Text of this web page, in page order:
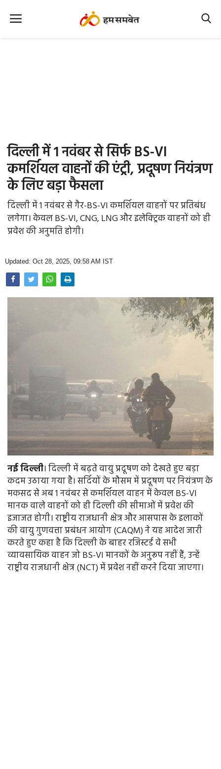
Office Office
Political Gossips
Farm & Food
Opinion
Photo Gallery
Home
दिल्ली में 1 नवंबर से सिर्फ BS-VI
कमर्शियल वाहनों की एंट्री, प्रदूषण नियंत्रण
के लिए बड़ा फैसला
दिल्ली में 1 नवंबर से गैर-BS-VI कमर्शियल वाहनों पर प्रतिबंध
लगेगा। केवल BS-VI, CNG, LNG और इलेक्ट्रिक वाहनों को ही
प्रवेश की अनुमति होगी।
Updated: Oct 28, 2025, 09:58 AM IST
नईदिल्ली। दिल्ली में बढ़ते वायु प्रदूषण को देखते हुए बड़ा
कदम उठाया गया है। सर्दियों के मौसम में प्रदूषण पर नियंत्रण के
मकसद से अब 1 नवंबर से कमर्शियल वाहन में केवल BS-VI
मानक वाले वाहनों को ही दिल्ली की सीमाओं में प्रवेश की
इजाजत होगी। राष्ट्रीय राजधानी क्षेत्र और आसपास के इलाकों
की वायु गुणवत्ता प्रबंधन आयोग (CAQM) ने यह आदेश जारी
करते हुए कहा है कि दिल्ली के बाहर रजिस्टर्ड वे सभी
व्यावसायिक वाहन जो BS-VI मानकों के अनुरूप नहीं हैं, उन्हें
राष्ट्रीय राजधानी क्षेत्र (NCT) में प्रवेश नहीं करने दिया जाएगा।